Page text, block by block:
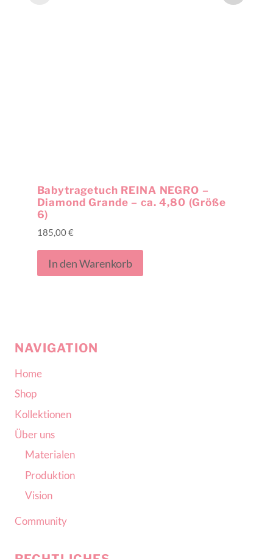
Babytragetuch REINA NEGRO –
Diamond Grande – ca. 4,80 (Größe
6)
185,00€
In den Warenkorb
NAVIGATION
Home
Shop
Kollektionen
Über uns
Materialen
Produktion
Vision
Community